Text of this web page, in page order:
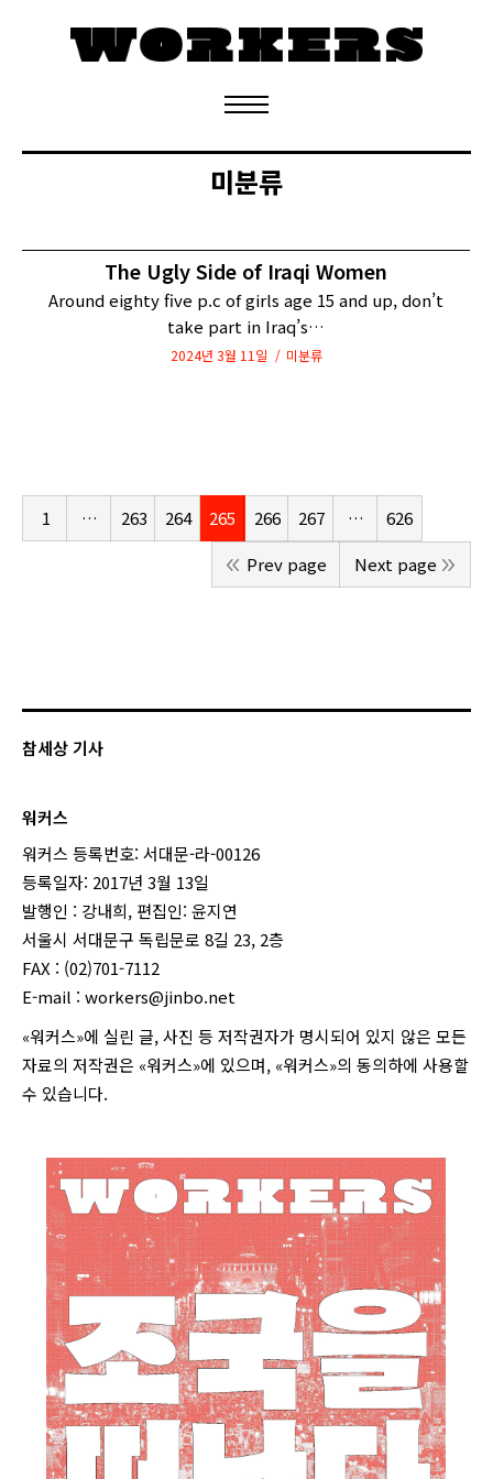
정기구독 신청
미분류
The Ugly Side of Iraqi Women
Around eighty five p.c of girls age 15 and up, don’t
take part in Iraq’s…
2024년 3월 11일 미분류
1 … 263 264 265 266 267 …
626
Prev page
Next page
참세상 기사
워커스
워커스 등록번호: 서대문-라-00126
등록일자: 2017년 3월 13일
발행인 : 강내희, 편집인: 윤지연
서울시 서대문구 독립문로 8길 23, 2층
FAX : (02)701-7112
E-mail : workers@jinbo.net
«워커스»에 실린 글, 사진 등 저작권자가 명시되어 있지 않은 모든
자료의 저작권은 «워커스»에 있으며, «워커스»의 동의하에 사용할
수 있습니다.